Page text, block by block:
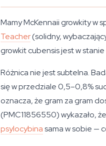
Mamy McKennaii growkity w
Teacher(solidny,
growkit cubensis jest w stanie
Różnica nie jest subtelna.
się w przedziale 0,5–0,8%
oznacza, że gram za gram
(PMC11856550) wykazało,
psylocybinasama w sobie —